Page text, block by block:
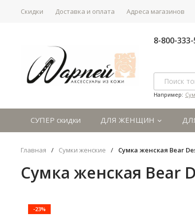
Скидки Доставка и оплата Адреса магазинов
8-800-
Например:
СУПЕР скидки ДЛЯ ЖЕНЩИН
Главная / Сумки женские / Сумка женская Bear
Сумка женская Bear
-23%